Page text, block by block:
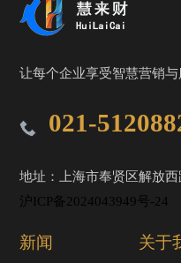
让每个企业享受智慧营销
021-
地址：上海市奉贤区解放
沪ICP备2024043949号-24
新闻 关于